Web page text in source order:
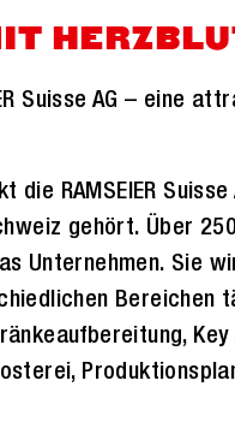
Suisse AG – eine
RAMSEIER
gehört. Über
Unternehmen. Sie
Bereichen